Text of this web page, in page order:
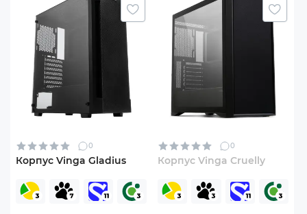
0
Корпус Vinga Gladius
0
Корпус Vinga Cruelly